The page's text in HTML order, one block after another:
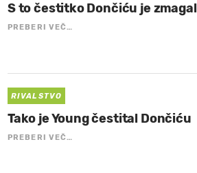
S to čestitko Dončiću je zmagal
PREBERI VEČ…
RIVALSTVO
Tako je Young čestital Dončiću
PREBERI VEČ…